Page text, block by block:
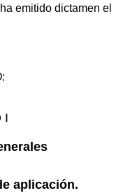
emitido dictamen el
I
aplicación.